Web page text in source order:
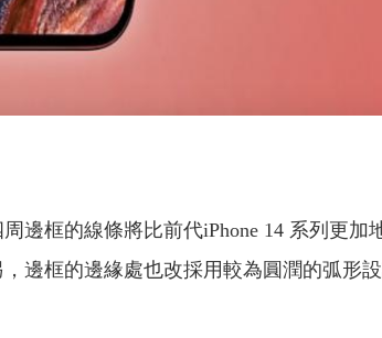
框的線條將比前代iPhone 14 系列更加
邊框的邊緣處也改採用較為圓潤的弧形設